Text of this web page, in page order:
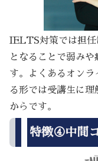
IELTS対策では担
となることで弱み
す。よくあるオンラ
る形では受講生に
からです。
特徴④中間